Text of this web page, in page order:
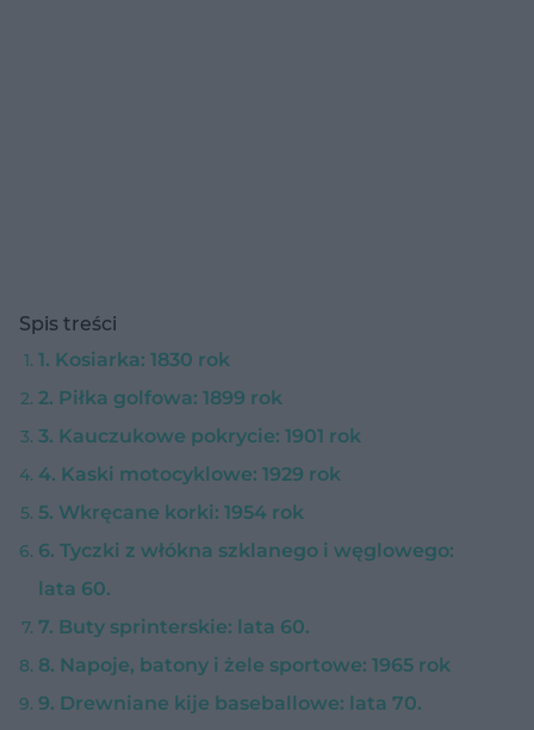
Spis treści
1. Kosiarka: 1830 rok
2. Piłka golfowa: 1899 rok
3. Kauczukowe pokrycie: 1901 rok
4. Kaski motocyklowe: 1929 rok
5. Wkręcane korki: 1954 rok
6. Tyczki z włókna szklanego i węglowego:
lata 60.
7. Buty sprinterskie: lata 60.
8. Napoje, batony i żele sportowe: 1965 rok
9. Drewniane kije baseballowe: lata 70.